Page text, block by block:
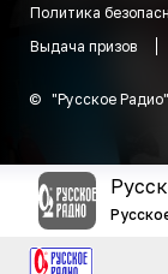
Политика
Выдача призов
© "Русское Радио"